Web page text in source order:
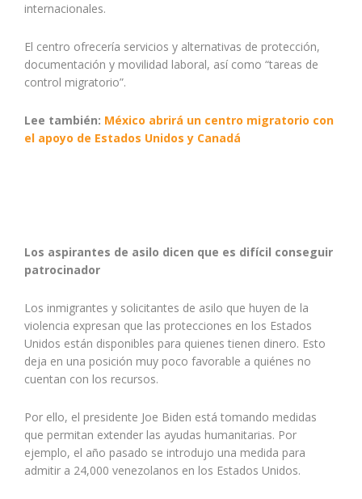
internacionales.
El centro ofrecería servicios y alternativas de protección,
documentación y movilidad laboral, así como “tareas de
control migratorio”.
Lee también: México abrirá un centro migratorio con
el apoyo de Estados Unidos y Canadá
Los aspirantes de asilo dicen que es difícil conseguir
patrocinador
Los inmigrantes y solicitantes de asilo que huyen de la
violencia expresan que las protecciones en los Estados
Unidos están disponibles para quienes tienen dinero. Esto
deja en una posición muy poco favorable a quiénes no
cuentan con los recursos.
Por ello, el presidente Joe Biden está tomando medidas
que permitan extender las ayudas humanitarias. Por
ejemplo, el año pasado se introdujo una medida para
admitir a 24,000 venezolanos en los Estados Unidos.